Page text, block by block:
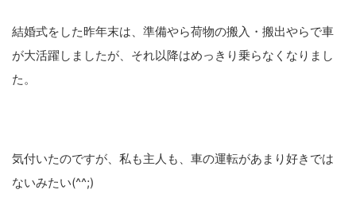
結婚式をした昨年末は、準備やら荷物の搬入・搬出やらで車
が大活躍しましたが、それ以降はめっきり乗らなくなりまし
た。
気付いたのですが、私も主人も、車の運転があまり好きでは
ないみたい(^^;)